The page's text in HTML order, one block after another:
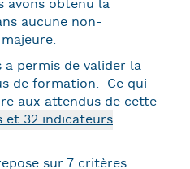
avons obtenu la
aucune non-
permis de valider la
de formation. Ce qui
aux attendus de cette
et 32 indicateurs
sur 7 critères